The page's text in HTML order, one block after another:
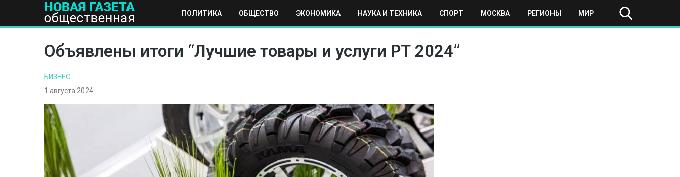
ПОЛИТИКА ОБЩЕСТВО ЭКОНОМИКА НАУКА И ТЕХНИКА СПОРТ МОСКВА РЕГИОНЫ МИР
ПОЛИТИКА ОБЩЕСТВО ЭКОНОМИКА НАУКА И ТЕХНИКА СПОРТ МОСКВА РЕГИОНЫ МИР
Объявлены итоги “Лучшие товары и услуги РТ 2024”
БИЗНЕС
1 августа 2024